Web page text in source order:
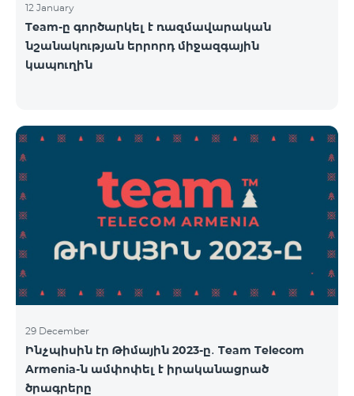
12 January
Team-ը գործարկել է ռազմավարական
նշանակության երրորդ միջազգային
կապուղին
29 December
Ինչպիսին էր Թիմային 2023-ը․ Team Telecom
Armenia-ն ամփոփել է իրականացրած
ծրագրերը